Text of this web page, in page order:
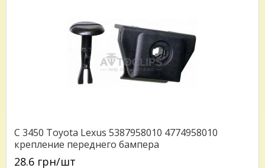
C 3450 Toyota Lexus 5387958010 4774958010
крепление переднего бампера
28.6 грн/шт